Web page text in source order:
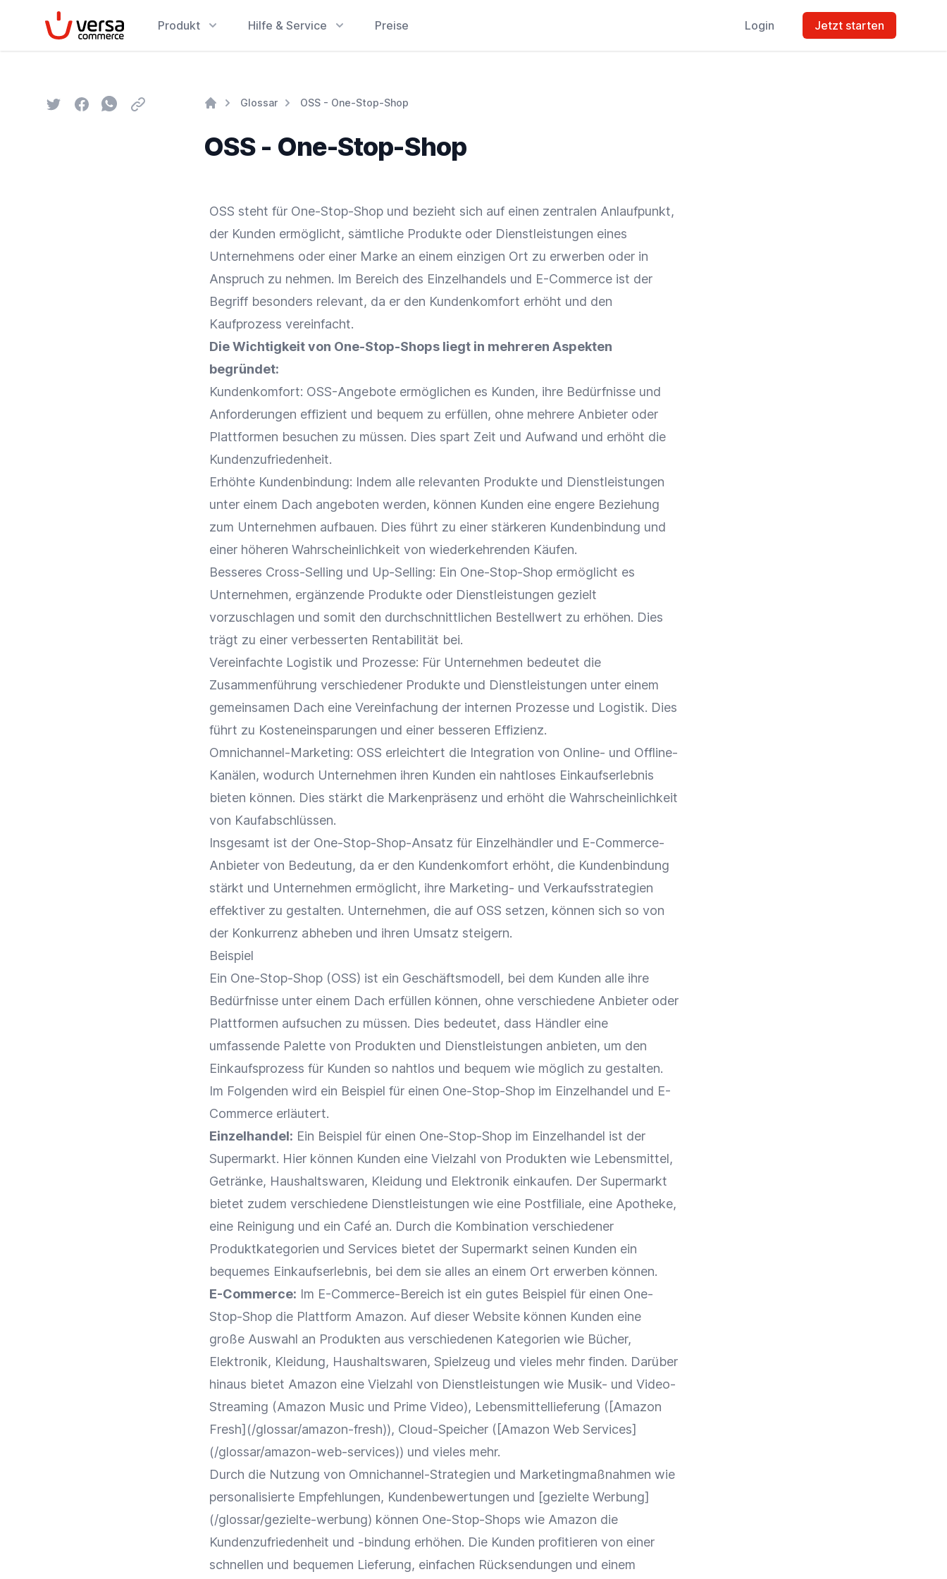
VersaCommerce Produkt Hilfe & Service Preise Login Jetzt starten
TwitterFacebookWhatsapp
Email Glossar OSS - One-Stop-Shop
OSS - One-Stop-Shop
OSS steht für One-Stop-Shop und bezieht sich auf einen zentralen Anlaufpunkt,
der Kunden ermöglicht, sämtliche Produkte oder Dienstleistungen eines
Unternehmens oder einer Marke an einem einzigen Ort zu erwerben oder in
Anspruch zu nehmen. Im Bereich des Einzelhandels und E-Commerce ist der
Begriff besonders relevant, da er den Kundenkomfort erhöht und den
Kaufprozess vereinfacht.
Die Wichtigkeit von One-Stop-Shops liegt in mehreren Aspekten
begründet:
Kundenkomfort: OSS-Angebote ermöglichen es Kunden, ihre Bedürfnisse und
Anforderungen effizient und bequem zu erfüllen, ohne mehrere Anbieter oder
Plattformen besuchen zu müssen. Dies spart Zeit und Aufwand und erhöht die
Kundenzufriedenheit.
Erhöhte Kundenbindung: Indem alle relevanten Produkte und Dienstleistungen
unter einem Dach angeboten werden, können Kunden eine engere Beziehung
zum Unternehmen aufbauen. Dies führt zu einer stärkeren Kundenbindung und
einer höheren Wahrscheinlichkeit von wiederkehrenden Käufen.
Besseres Cross-Selling und Up-Selling: Ein One-Stop-Shop ermöglicht es
Unternehmen, ergänzende Produkte oder Dienstleistungen gezielt
vorzuschlagen und somit den durchschnittlichen Bestellwert zu erhöhen. Dies
trägt zu einer verbesserten Rentabilität bei.
Vereinfachte Logistik und Prozesse: Für Unternehmen bedeutet die
Zusammenführung verschiedener Produkte und Dienstleistungen unter einem
gemeinsamen Dach eine Vereinfachung der internen Prozesse und Logistik. Dies
führt zu Kosteneinsparungen und einer besseren Effizienz.
Omnichannel-Marketing: OSS erleichtert die Integration von Online- und Offline-
Kanälen, wodurch Unternehmen ihren Kunden ein nahtloses Einkaufserlebnis
bieten können. Dies stärkt die Markenpräsenz und erhöht die Wahrscheinlichkeit
von Kaufabschlüssen.
Insgesamt ist der One-Stop-Shop-Ansatz für Einzelhändler und E-Commerce-
Anbieter von Bedeutung, da er den Kundenkomfort erhöht, die Kundenbindung
stärkt und Unternehmen ermöglicht, ihre Marketing- und Verkaufsstrategien
effektiver zu gestalten. Unternehmen, die auf OSS setzen, können sich so von
der Konkurrenz abheben und ihren Umsatz steigern.
Beispiel
Ein One-Stop-Shop (OSS) ist ein Geschäftsmodell, bei dem Kunden alle ihre
Bedürfnisse unter einem Dach erfüllen können, ohne verschiedene Anbieter oder
Plattformen aufsuchen zu müssen. Dies bedeutet, dass Händler eine
umfassende Palette von Produkten und Dienstleistungen anbieten, um den
Einkaufsprozess für Kunden so nahtlos und bequem wie möglich zu gestalten.
Im Folgenden wird ein Beispiel für einen One-Stop-Shop im Einzelhandel und E-
Commerce erläutert.
Einzelhandel: Ein Beispiel für einen One-Stop-Shop im Einzelhandel ist der
Supermarkt. Hier können Kunden eine Vielzahl von Produkten wie Lebensmittel,
Getränke, Haushaltswaren, Kleidung und Elektronik einkaufen. Der Supermarkt
bietet zudem verschiedene Dienstleistungen wie eine Postfiliale, eine Apotheke,
eine Reinigung und ein Café an. Durch die Kombination verschiedener
Produktkategorien und Services bietet der Supermarkt seinen Kunden ein
bequemes Einkaufserlebnis, bei dem sie alles an einem Ort erwerben können.
E-Commerce: Im E-Commerce-Bereich ist ein gutes Beispiel für einen One-
Stop-Shop die Plattform Amazon. Auf dieser Website können Kunden eine
große Auswahl an Produkten aus verschiedenen Kategorien wie Bücher,
Elektronik, Kleidung, Haushaltswaren, Spielzeug und vieles mehr finden. Darüber
hinaus bietet Amazon eine Vielzahl von Dienstleistungen wie Musik- und Video-
Streaming (Amazon Music und Prime Video), Lebensmittellieferung ([Amazon
Fresh](/glossar/amazon-fresh)), Cloud-Speicher ([Amazon Web Services]
(/glossar/amazon-web-services)) und vieles mehr.
Durch die Nutzung von Omnichannel-Strategien und Marketingmaßnahmen wie
personalisierte Empfehlungen, Kundenbewertungen und [gezielte Werbung]
(/glossar/gezielte-werbung) können One-Stop-Shops wie Amazon die
Kundenzufriedenheit und -bindung erhöhen. Die Kunden profitieren von einer
schnellen und bequemen Lieferung, einfachen Rücksendungen und einem